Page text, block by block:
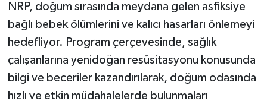
NRP, doğum sırasında meydana gelen asfiksiye
bağlı bebek ölümlerini ve kalıcı hasarları önlemeyi
hedefliyor. Program çerçevesinde, sağlık
çalışanlarına yenidoğan resüsitasyonu konusunda
bilgi ve beceriler kazandırılarak, doğum odasında
hızlı ve etkin müdahalelerde bulunmaları